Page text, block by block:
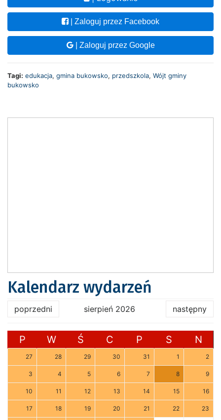
| Zaloguj przez Facebook
| Zaloguj przez Google
Tagi: edukacja, gmina bukowsko, przedszkola, Wójt gminy
bukowsko
Kalendarz wydarzeń
poprzedni sierpień 2026 następny
P W Ś C P S N
27 28 29 30 31 1 2
3 4 5 6 7 8 9
10 11 12 13 14 15 16
17 18 19 20 21 22 23